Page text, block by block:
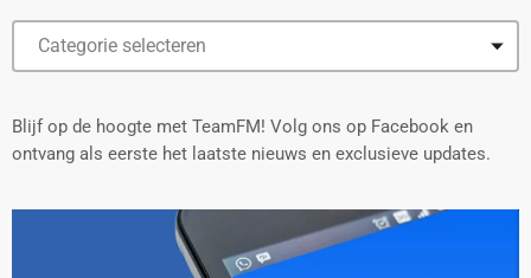
Blijf op de hoogte met TeamFM! Volg ons op Facebook en
ontvang als eerste het laatste nieuws en exclusieve updates.